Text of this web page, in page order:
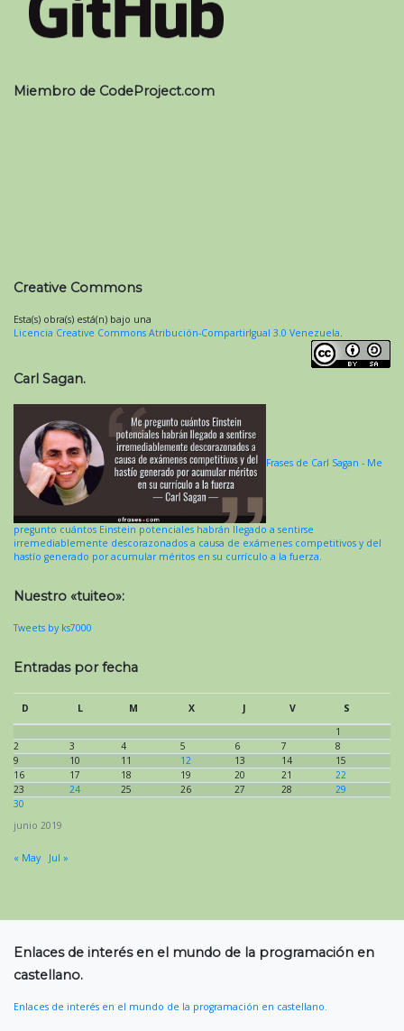
Miembro de CodeProject.com
Creative Commons
Esta(s) obra(s) está(n) bajo una
Licencia Creative Commons Atribución-CompartirIgual 3.0 Venezuela.
Carl Sagan.
Frases de Carl Sagan - Me
pregunto cuántos Einstein potenciales habrán llegado a sentirse
irremediablemente descorazonados a causa de exámenes competitivos y del
hastío generado por acumular méritos en su currículo a la fuerza.
Nuestro «tuiteo»:
Tweets by ks7000
Entradas por fecha
junio 2019
D L M X J V
S
1
2
3 4 5 6 7
8
9
10 11 12 13 14
15
16
17 18 19 20 21
22
23
24 25 26 27 28
29
30
« May Jul »
Enlaces de interés en el mundo de la programación en
castellano.
Enlaces de interés en el mundo de la programación en castellano.